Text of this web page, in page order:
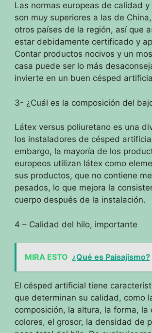
Las normas europeas de calidad y
son muy superiores a las de
otros países de la región, así que
estar debidamente certificado y
Contar productos nocivos y un
casa puede ser lo más
invierte en un buen césped
3- ¿Cuál es la composición del
Látex versus poliuretano es una
los instaladores de césped
embargo, la mayoría de los
europeos utilizan látex como
sus productos, que no contiene
pesados, lo que mejora la
cuerpo después de la instalación.
4 – Calidad del hilo, importante
MIRA ESTO ¿Qué es Paisajismo?
El césped artificial tiene
que determinan su calidad, como
composición, la altura, la forma, la
colores, el grosor, la densidad de